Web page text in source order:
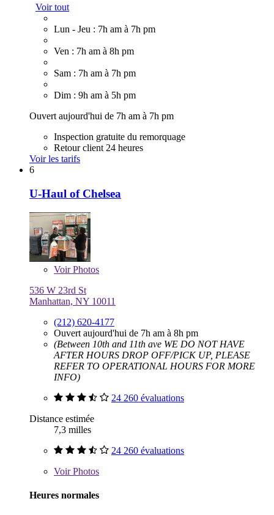
Voir tout
Lun - Jeu : 7h am à 7h pm
Ven : 7h am à 8h pm
Sam : 7h am à 7h pm
Dim : 9h am à 5h pm
Ouvert aujourd'hui de 7h am à 7h pm
Inspection gratuite du remorquage
Retour client 24 heures
Voir les tarifs
6
U-Haul of Chelsea
VoirPhotos
536 W 23rd St
Manhattan, NY 10011
(212) 620-4177
Ouvert aujourd'hui de 7h am à 8h pm
(Between 10th and 11th ave WE DO NOT HAVE
AFTER HOURS DROP OFF/PICK UP, PLEASE
REFER TO OPERATIONAL HOURS FOR MORE
INFO)
24 260 évaluations
Distance estimée
7,3 milles
24 260 évaluations
VoirPhotos
Heures normales